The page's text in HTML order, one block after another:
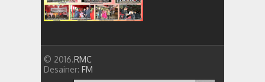
© 2016.RMC
Desainer: FM